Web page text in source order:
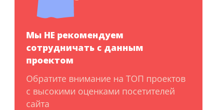
Мы НЕ рекомендуем
сотрудничать с данным
проектом
Обратите внимание на ТОП проектов
с высокими оценками посетителей
сайта